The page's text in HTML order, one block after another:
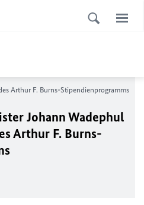
Arthur F. Burns-Stipendienprogramms
Johann Wadephul
Arthur F. Burns-